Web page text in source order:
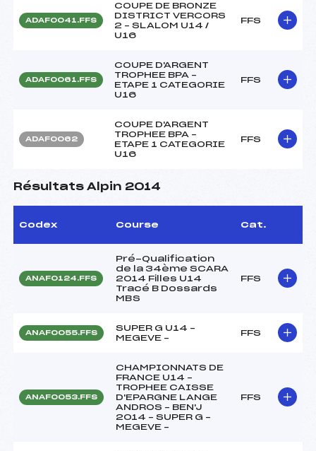
ADAF0041.FFS
COUPE DE BRONZE
DISTRICT VERCORS
2 – SLALOM U14 /
U16
FFS
ADAF0061.FFS
COUPE D'ARGENT
TROPHEE BPA –
ETAPE 1 CATEGORIE
U16
FFS
ADAF0062
COUPE D'ARGENT
TROPHEE BPA –
ETAPE 1 CATEGORIE
U16
FFS
Résultats Alpin 2014
Codex Course Cat.
ANAF0124.FFS
Pré-Qualification
de la 34ème SCARA
2014 Filles U14
Tracé B Dossards
MBS
FFS
ANAF0055.FFS
SUPER G U14 –
MEGEVE –
FFS
ANAF0053.FFS
CHAMPIONNATS DE
FRANCE U14 –
TROPHEE CAISSE
D'EPARGNE LANGE
ANDROS – BEN'J
2014 – SUPER G –
MEGEVE –
FFS